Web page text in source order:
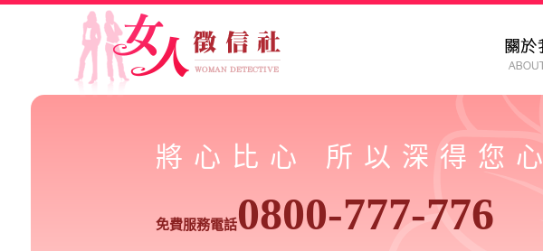
將心比心 所以深得您心
免費服務電話0800-777-776